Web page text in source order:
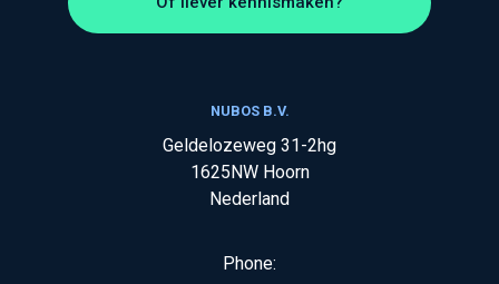
NUBOS B.V.
Geldelozeweg 31-2hg
1625NW Hoorn
Nederland
Phone: